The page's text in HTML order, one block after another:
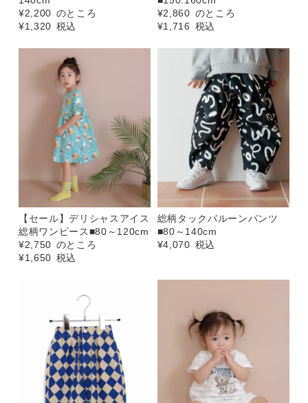
¥2,200 のところ
¥1,320 税込
¥2,860 のところ
¥1,716 税込
【セール】デリシャスアイス
総柄ワンピース■80～120cm
¥2,750 のところ
¥1,650 税込
総柄タックバルーンパンツ
■80～140cm
¥4,070 税込